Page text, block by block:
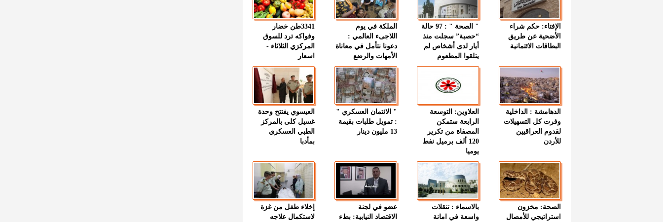
الإفتاء: حكم شراء
الأضحية عن طريق
البطاقات الائتمانية
" الصحة " : 97 حالة
“حصبة” سجلت منذ
أيار لدى أشخاص لم
يتلقوا المطعوم
الملكة في يوم
اللاجىء العالمي :
دعونا نتأمل في معاناة
الأمهات والرضع
3341طن خضار
وفواكه ترد للسوق
المركزي الثلاثاء -
اسعار
الدهامشة : الداخلية
وفرت كل التسهيلات
لقدوم العراقيين
للأردن
العلاوين: التوسعة
الرابعة ستمكن
المصفاة من تكرير
120 ألف برميل نفط
يوميا
" الائتمان العسكري "
: تمويل طلبات بقيمة
13 مليون دينار
العيسوي يفتتح وحدة
غسيل كلى بالمركز
الطبي العسكري
بمأدبا
الصحة: مخزون
استراتيجي للأمصال
بالاسماء : تنقلات
واسعة في امانة
عضو في لجنة
الاقتصاد النيابية: بطء
إخلاء طفل من غزة
لاستكمال علاجه